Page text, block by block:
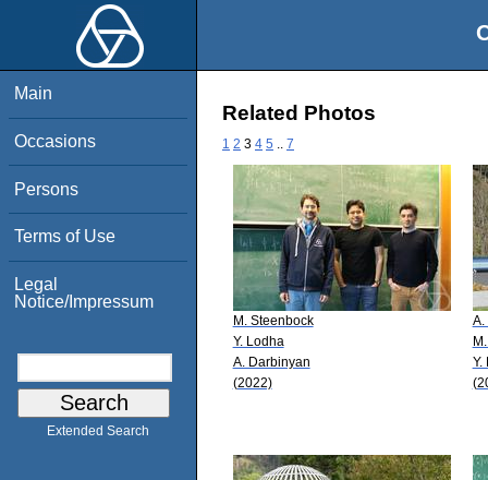
Main
Occasions
Persons
Terms of Use
Legal
Notice/Impressum
Extended Search
Related Photos
1 2 3 4 5 7
M. Steenbock
Y. Lodha
A. Darbinyan
(2022)
A.
Y.